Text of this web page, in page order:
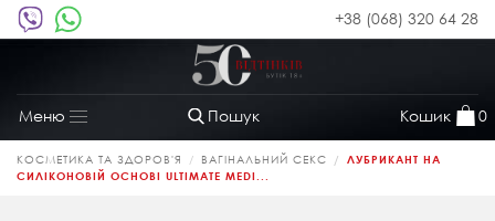
+38 (068) 320 64 28
Пошук Кошик 0
Меню
Toggle
navigation
КОСМЕТИКА ТА ЗДОРОВ'Я ВАГІНАЛЬНИЙ СЕКС
ЛУБРИКАНТ НА
СИЛІКОНОВІЙ ОСНОВІ ULTIMATE MEDI...